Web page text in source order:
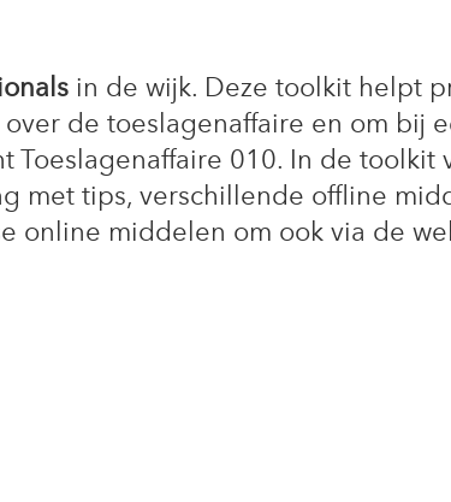
in de wijk. Deze toolkit helpt
de toeslagenaffaire en om bij
Toeslagenaffaire 010. In de toolkit
met tips, verschillende offline
online middelen om ook via de